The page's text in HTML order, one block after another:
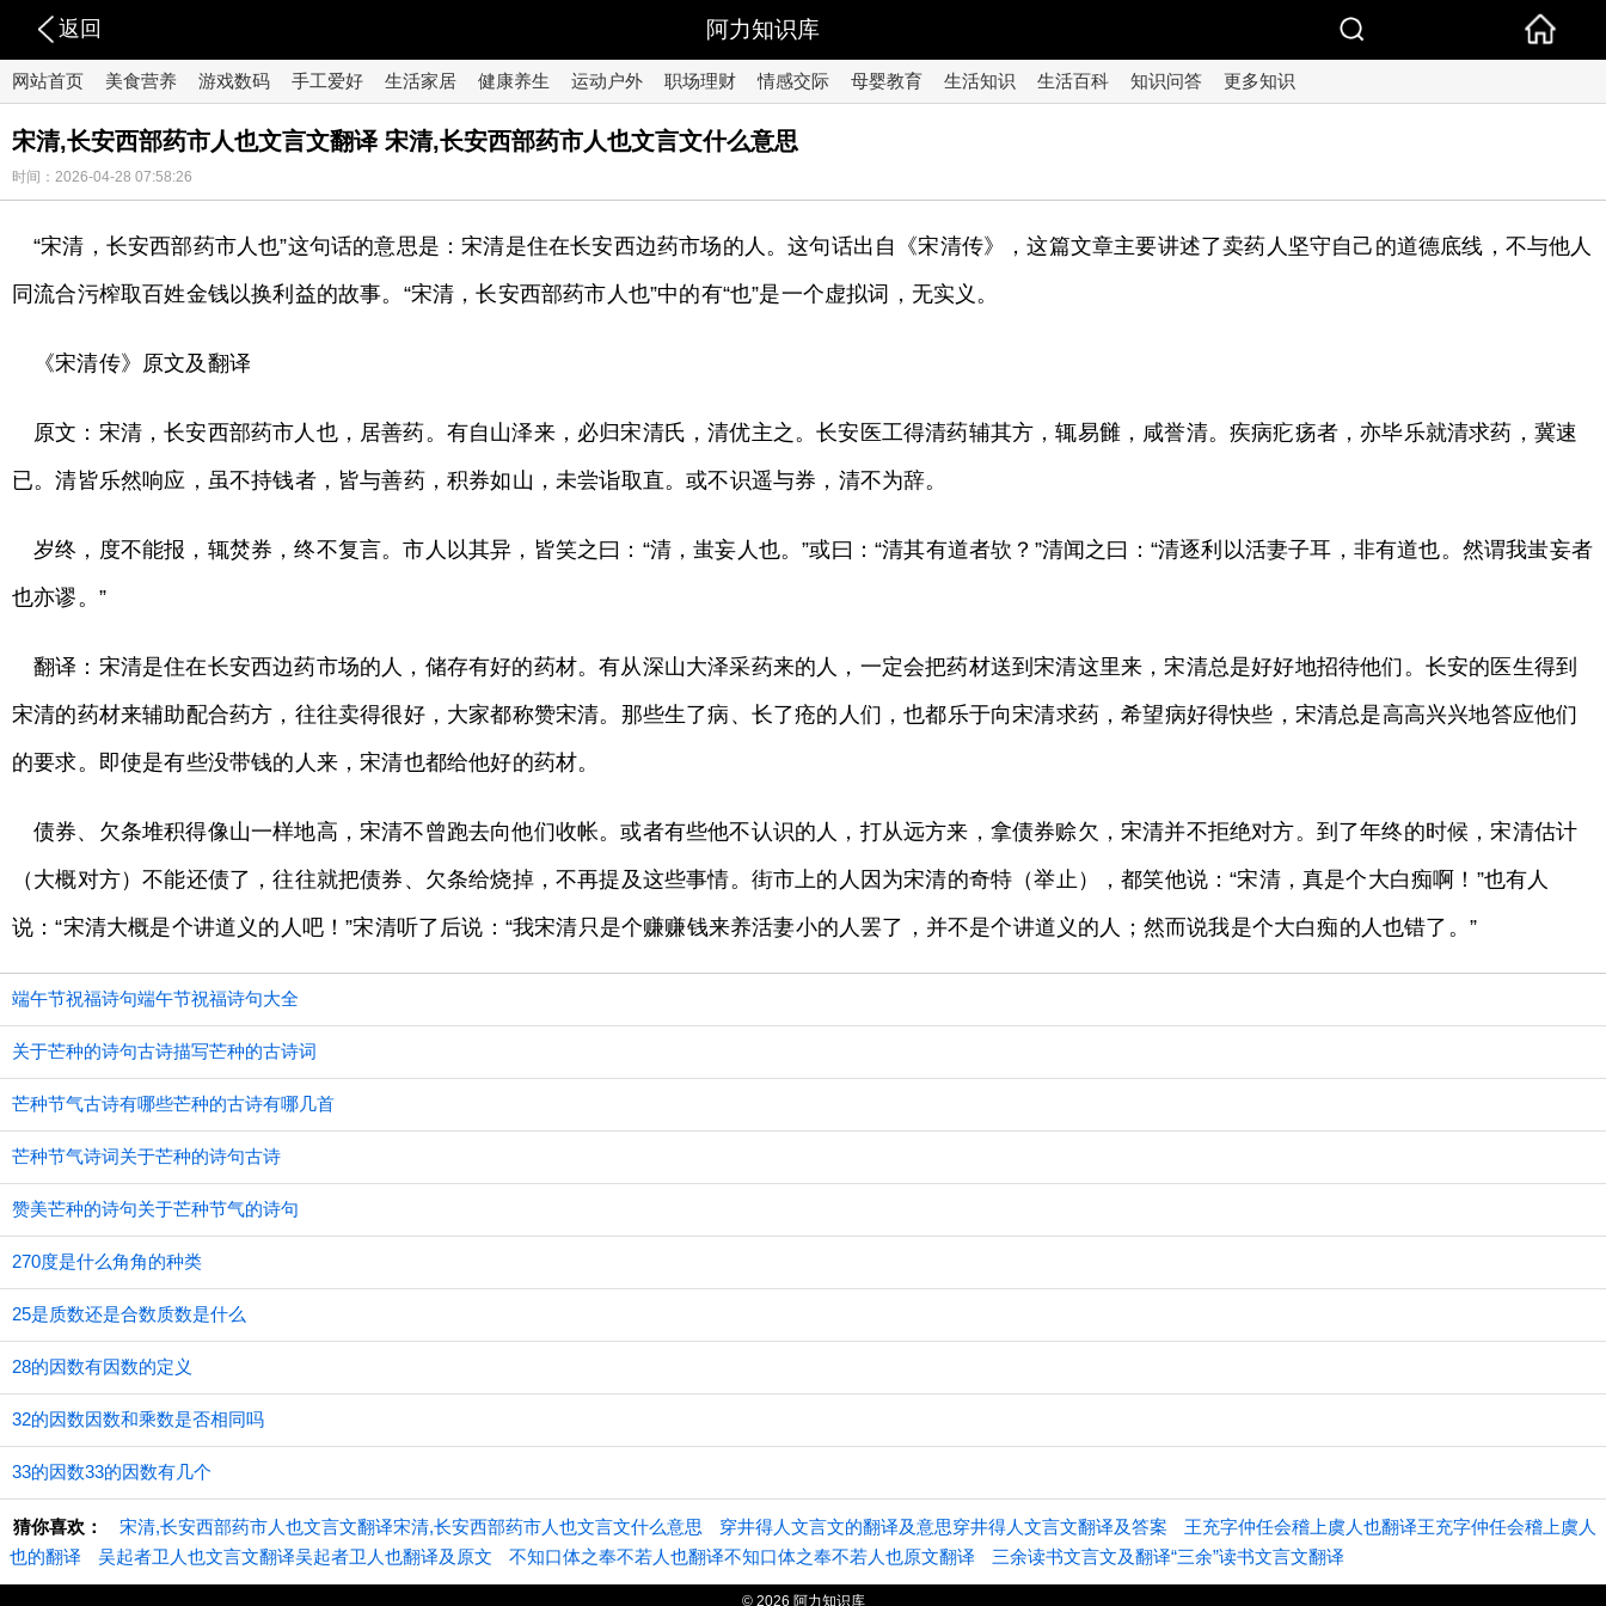
返回 阿力知识库
网站首页 美食营养 游戏数码 手工爱好 生活家居 健康养生 运动户外 职场理财 情感交际 母婴教育 生活知识 生活百科 知识问答 更多知识
宋清,长安西部药市人也文言文翻译 宋清,长安西部药市人也文言文什么意思
时间：2026-04-28 07:58:26
“宋清，长安西部药市人也”这句话的意思是：宋清是住在长安西边药市场的人。这句话出自《宋清传》，这篇文章主要讲述了卖药人坚守自己的道德底线，不与他人
同流合污榨取百姓金钱以换利益的故事。“宋清，长安西部药市人也”中的有“也”是一个虚拟词，无实义。
《宋清传》原文及翻译
原文：宋清，长安西部药市人也，居善药。有自山泽来，必归宋清氏，清优主之。长安医工得清药辅其方，辄易雠，咸誉清。疾病疕疡者，亦毕乐就清求药，冀速
已。清皆乐然响应，虽不持钱者，皆与善药，积券如山，未尝诣取直。或不识遥与券，清不为辞。
岁终，度不能报，辄焚券，终不复言。市人以其异，皆笑之曰：“清，蚩妄人也。”或曰：“清其有道者欤？”清闻之曰：“清逐利以活妻子耳，非有道也。然谓我蚩妄者
也亦谬。”
翻译：宋清是住在长安西边药市场的人，储存有好的药材。有从深山大泽采药来的人，一定会把药材送到宋清这里来，宋清总是好好地招待他们。长安的医生得到
宋清的药材来辅助配合药方，往往卖得很好，大家都称赞宋清。那些生了病、长了疮的人们，也都乐于向宋清求药，希望病好得快些，宋清总是高高兴兴地答应他们
的要求。即使是有些没带钱的人来，宋清也都给他好的药材。
债券、欠条堆积得像山一样地高，宋清不曾跑去向他们收帐。或者有些他不认识的人，打从远方来，拿债券赊欠，宋清并不拒绝对方。到了年终的时候，宋清估计
（大概对方）不能还债了，往往就把债券、欠条给烧掉，不再提及这些事情。街市上的人因为宋清的奇特（举止），都笑他说：“宋清，真是个大白痴啊！”也有人
说：“宋清大概是个讲道义的人吧！”宋清听了后说：“我宋清只是个赚赚钱来养活妻小的人罢了，并不是个讲道义的人；然而说我是个大白痴的人也错了。”
端午节祝福诗句端午节祝福诗句大全
关于芒种的诗句古诗描写芒种的古诗词
芒种节气古诗有哪些芒种的古诗有哪几首
芒种节气诗词关于芒种的诗句古诗
赞美芒种的诗句关于芒种节气的诗句
270度是什么角角的种类
25是质数还是合数质数是什么
28的因数有因数的定义
32的因数因数和乘数是否相同吗
33的因数33的因数有几个
猜你喜欢： 宋清,长安西部药市人也文言文翻译宋清,长安西部药市人也文言文什么意思 穿井得人文言文的翻译及意思穿井得人文言文翻译及答案
王充字仲任会稽上虞人也翻译王充字仲任会稽上虞人
也的翻译
吴起者卫人也文言文翻译吴起者卫人也翻译及原文 不知口体之奉不若人也翻译不知口体之奉不若人也原文翻译 三余读书文言文及翻译“三余”读书文言文翻译
© 2026 阿力知识库